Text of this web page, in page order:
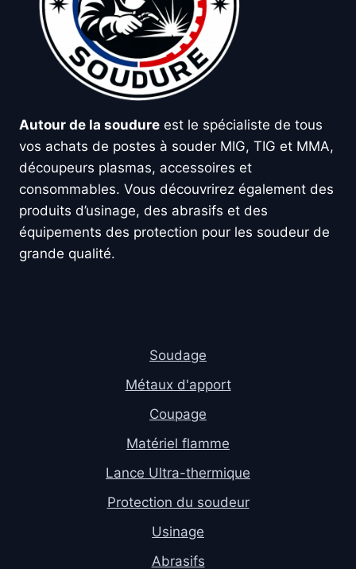
Autour de la soudure est le spécialiste de tous
vos achats de postes à souder MIG, TIG et MMA,
découpeurs plasmas, accessoires et
consommables. Vous découvrirez également des
produits d’usinage, des abrasifs et des
équipements des protection pour les soudeur de
grande qualité.
Soudage
Métaux d'apport
Coupage
Matériel flamme
Lance Ultra-thermique
Protection du soudeur
Usinage
Abrasifs